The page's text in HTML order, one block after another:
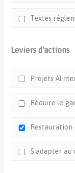
Textes
Leviers d'actions
Projets
Réduire le
Restauration
S'adapter au